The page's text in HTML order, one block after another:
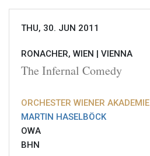
THU, 30. JUN 2011
RONACHER, WIEN | VIENNA
The Infernal Comedy
ORCHESTER WIENER AKADEMIE
MARTIN HASELBÖCK
OWA
BHN